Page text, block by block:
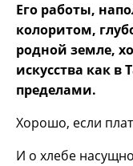
Его работы,
колоритом,
родной земле,
искусства как в
пределами.
Хорошо, если
И о хлебе